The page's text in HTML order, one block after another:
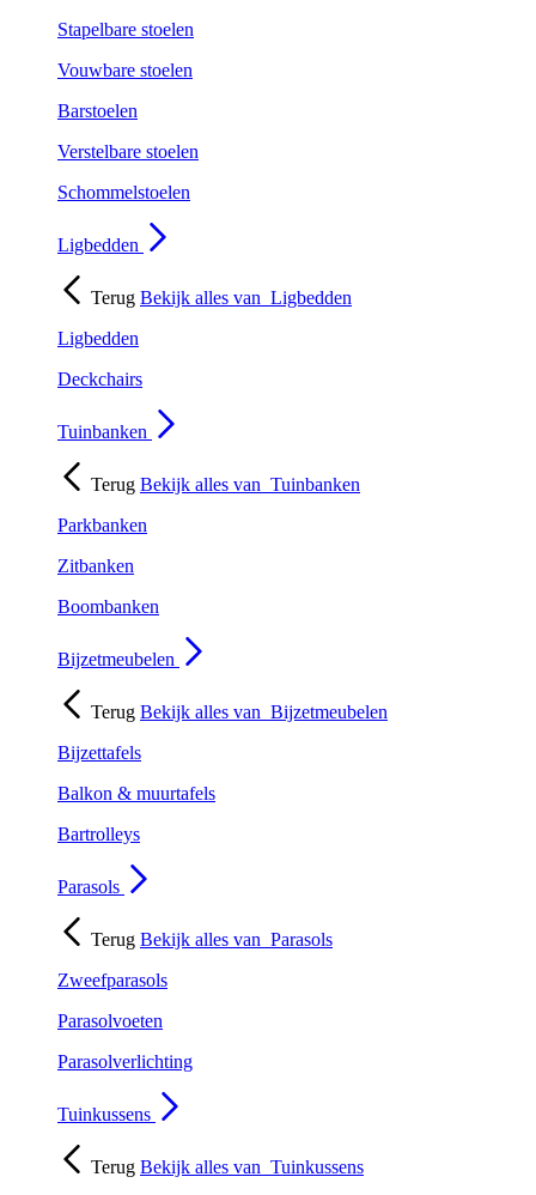
Stapelbare stoelen
Vouwbare stoelen
Barstoelen
Verstelbare stoelen
Schommelstoelen
Ligbedden
Terug Bekijk alles van Ligbedden
Ligbedden
Deckchairs
Tuinbanken
Terug Bekijk alles van Tuinbanken
Parkbanken
Zitbanken
Boombanken
Bijzetmeubelen
Terug Bekijk alles van Bijzetmeubelen
Bijzettafels
Balkon & muurtafels
Bartrolleys
Parasols
Terug Bekijk alles van Parasols
Zweefparasols
Parasolvoeten
Parasolverlichting
Tuinkussens
Terug Bekijk alles van Tuinkussens